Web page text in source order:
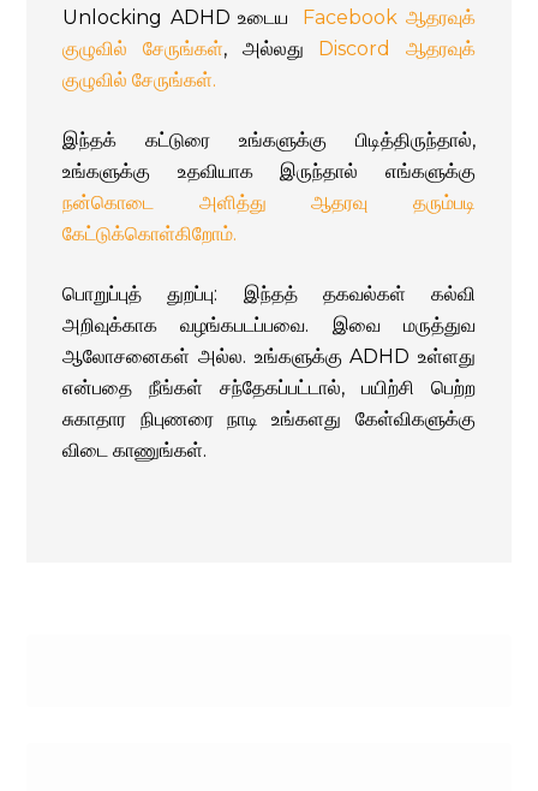
Unlocking ADHD உடைய
Facebook ஆதரவுக்
குழுவில் சேருங்கள், அல்லது
Discord ஆதரவுக்
குழுவில் சேருங்கள்.
இந்தக் கட்டுரை உங்களுக்கு பிடித்திருந்தால்,
உங்களுக்கு உதவியாக இருந்தால் எங்களுக்கு
நன்கொடை அளித்து ஆதரவு தரும்படி
கேட்டுக்கொள்கிறோம்.
பொறுப்புத் துறப்பு: இந்தத் தகவல்கள் கல்வி
அறிவுக்காக வழங்கபடப்பவை. இவை மருத்துவ
ஆலோசனைகள் அல்ல. உங்களுக்கு ADHD உள்ளது
என்பதை நீங்கள் சந்தேகப்பட்டால், பயிற்சி பெற்ற
சுகாதார நிபுணரை நாடி உங்களது கேள்விகளுக்கு
விடை காணுங்கள்.